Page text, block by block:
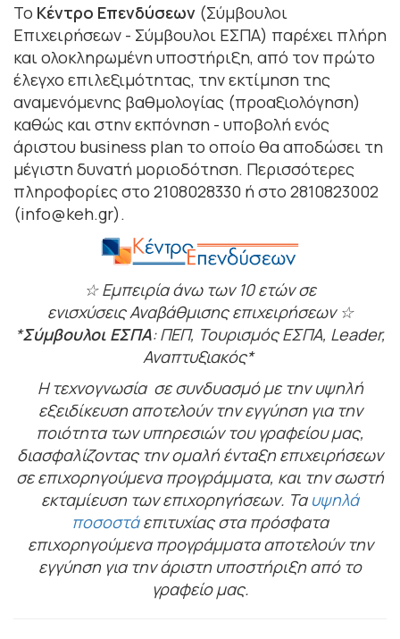
Το Κέντρο Επενδύσεων (Σύμβουλοι
Επιχειρήσεων - Σύμβουλοι ΕΣΠΑ) παρέχει πλήρη
και ολοκληρωμένη υποστήριξη, από τον πρώτο
έλεγχο επιλεξιμότητας, την εκτίμηση της
αναμενόμενης βαθμολογίας (προαξιολόγηση)
καθώς και στην εκπόνηση - υποβολή ενός
άριστου business plan το οποίο θα αποδώσει τη
μέγιστη δυνατή μοριοδότηση. Περισσότερες
πληροφορίες στο 2108028330 ή στο 2810823002
(info@keh.gr).
☆ Εμπειρία άνω των 10 ετών σε
ενισχύσεις Αναβάθμισης επιχειρήσεων ☆
*Σύμβουλοι ΕΣΠΑ: ΠΕΠ, Τουρισμός ΕΣΠΑ, Leader,
Αναπτυξιακός*
Η τεχνογνωσία σε συνδυασμό με την υψηλή
εξειδίκευση αποτελούν την εγγύηση για την
ποιότητα των υπηρεσιών του γραφείου μας,
διασφαλίζοντας την ομαλή ένταξη επιχειρήσεων
σε επιχορηγούμενα προγράμματα, και την σωστή
εκταμίευση των επιχορηγήσεων. Τα υψηλά
ποσοστάεπιτυχίας στα πρόσφατα
επιχορηγούμενα προγράμματα αποτελούν την
εγγύηση για την άριστη υποστήριξη από το
γραφείο μας.